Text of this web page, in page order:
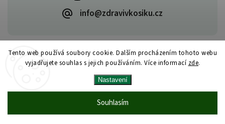
Tento web používá soubory cookie. Dalším procházením tohoto webu
vyjadřujete souhlas s jejich používáním. Více informací zde.
Nastavení
Souhlasím
info@zdravivkosiku.cz
www.zdravivkosiku.cz
Upravit nastavení cookies
VytvořilShoptet | Design